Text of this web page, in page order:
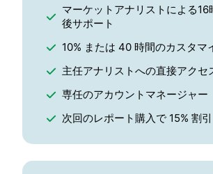
マーケットアナリストによる16
後サポート
10% または 40 時間のカスタマ
主任アナリストへの直接アクセ
専任のアカウントマネージャー
次回のレポート購入で 15% 割引